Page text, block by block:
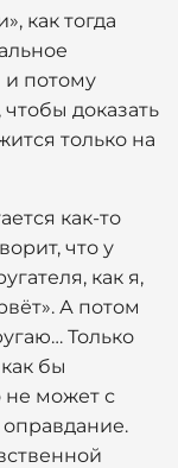
как тогда
потому
чтобы доказать
только на
как-то
что у
как я,
А потом
Только
бы
не может с